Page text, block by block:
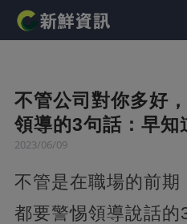
不管公司對你多好
領導的3句話：早知
2023/06/09
不管是在職場的前期
都要警惕領導說話的